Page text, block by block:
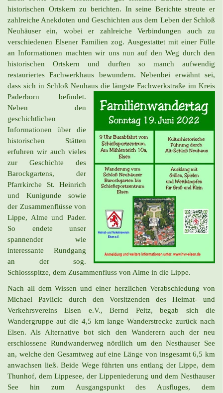
historischen Ortskern zu berichten. In seine Berichte streute er
zahlreiche Anekdoten und Geschichten aus dem Leben der Schloß
Neuhäuser ein, wobei er zahlreiche Verbindungen auch zu
verschiedenen Elsener Familien zog. Ausgestattet mit einer Fülle
an Informationen machten wir uns nun auf den Weg durch den
historischen Ortskern und durften so manch aufwendig
restauriertes Fachwerkhaus bewundern. Nebenbei erwähnt sei,
dass sich in Schloß Neuhaus die längste Fachwerkstraße im Kreis
Paderborn befindet.
Neben den
geschichtlichen
Informationen über die
historischen Stätten
erfuhren wir auch vieles
zur Geschichte des
Barockgartens, der
Pfarrkirche St. Heinrich
und Kunigunde sowie
der Zusammenflüsse von
Lippe, Alme und Pader.
So endete unser
spannender wie
interessante Rundgang
an der sog.
Schlossspitze, dem Zusammenfluss von Alme in die Lippe.
Nach all dem Wissen und einer herzlichen Verabschiedung von
Michael Pavlicic durch den Vorsitzenden des Heimat- und
Verkehrsvereins Elsen e.V., Bernd Peitz, begab sich die
Wandergruppe auf die 4,5 km lange Wanderstrecke zurück nach
Elsen. Als Alternative bot sich den Wanderern auch der neu
erschlossene Rundwanderweg nördlich um den Nesthauser See
an, welche den Gesamtweg auf eine Länge von insgesamt 6,5 km
anwachsen ließ. Beide Wege führten uns entlang der Lippe, dem
Thunhof, dem Lippesee, der Lippeniederung und dem Nesthauser
See hin zum Ausgangspunkt des Ausfluges, dem